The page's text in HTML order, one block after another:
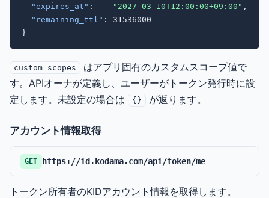
"expires_at" : "2027-03-10T12:00:00+09:00" ,
"remaining_ttl" : 31536000
}
custom_scopes
はアプリ固有のカスタムスコープ値で
す。APIオーナが定義し、ユーザーがトークン発行時に設
定します。未設定の場合は
{} が返ります。
アカウント情報取得
GET https://id.kodama.com/api/token/me
トークン所有者のKIDアカウント情報を取得します。